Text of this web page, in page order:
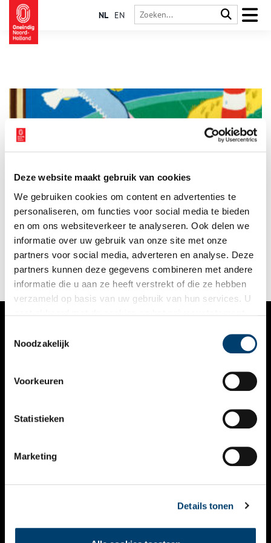
Deze website maakt gebruik van cookies
We gebruiken cookies om content en advertenties te
personaliseren, om functies voor social media te bieden
en om ons websiteverkeer te analyseren. Ook delen we
informatie over uw gebruik van onze site met onze
partners voor social media, adverteren en analyse. Deze
partners kunnen deze gegevens combineren met andere
informatie die u aan ze heeft verstrekt of die ze hebben
verzameld op basis van uw gebruik van hun services. U
Noodzakelijk
Voorkeuren
Statistieken
Marketing
Details tonen
NL EN
In de Gouden Boekjes-reeks over UNESCO Werelderfgoed in
Nederland verschijnen twee nieuwe titels. Sipke komt op
stoom (Ir. D.F. Woudegamaal) en Hoe Jan aan zijn naam kwam
(Droogmakerij de Beemster) vertellen hoe Nederland door de
eeuwen heen land op het water won en zo de voeten droog
wist te houden.
2 min
VERHALEN
KALENDER
THEMA’S
VIDEO’S
CONTACT